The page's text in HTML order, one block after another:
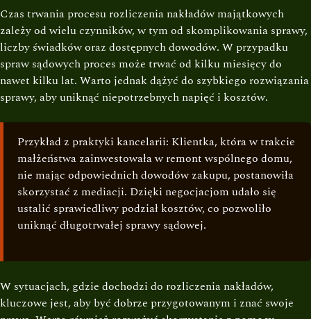
Czas trwania procesu rozliczenia nakładów majątkowych
zależy od wielu czynników, w tym od skomplikowania sprawy,
liczby świadków oraz dostępnych dowodów. W przypadku
spraw sądowych proces może trwać od kilku miesięcy do
nawet kilku lat. Warto jednak dążyć do szybkiego rozwiązania
sprawy, aby uniknąć niepotrzebnych napięć i kosztów.
Przykład z praktyki kancelarii: Klientka, która w trakcie
małżeństwa zainwestowała w remont wspólnego domu,
nie mając odpowiednich dowodów zakupu, postanowiła
skorzystać z mediacji. Dzięki negocjacjom udało się
ustalić sprawiedliwy podział kosztów, co pozwoliło
uniknąć długotrwałej sprawy sądowej.
W sytuacjach, gdzie dochodzi do rozliczenia nakładów,
kluczowe jest, aby być dobrze przygotowanym i znać swoje